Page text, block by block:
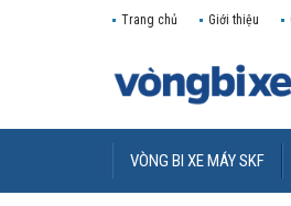
Trang chủ Giới thiệu
VÒNG BI XE MÁY SKF